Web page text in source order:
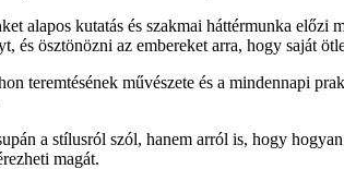
alapos kutatás és szakmai háttérmunka
és ösztönözni az embereket arra, hogy saját
teremtésének művészete és a mindennapi
a stílusról szól, hanem arról is, hogy
magát.